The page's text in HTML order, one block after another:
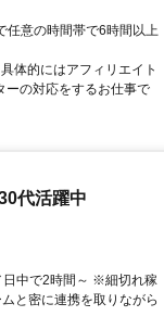
任意の時間帯で6時間以上
体的にはアフィリエイト
ーの対応をするお仕事で
代活躍中
日中で2時間～ ※細切れ稼
と密に連携を取りながら